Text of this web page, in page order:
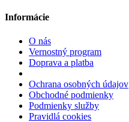
Informácie
O nás
Vernostný program
Doprava a platba
Ochrana osobných údajov
Obchodné podmienky
Podmienky služby
Pravidlá cookies